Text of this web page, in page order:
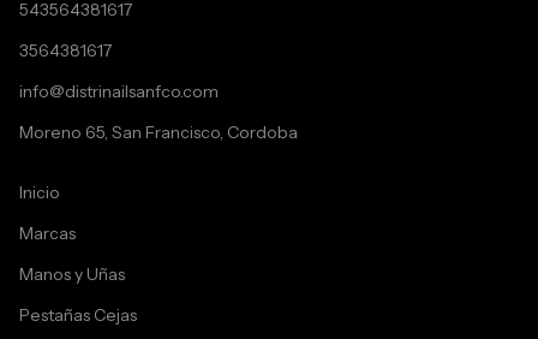
543564381617
3564381617
info@distrinailsanfco.com
Moreno 65, San Francisco, Cordoba
Inicio
Marcas
Manos y Uñas
Pestañas Cejas